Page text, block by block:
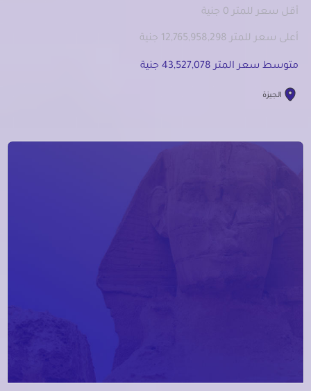
أقل سعر للمتر 0 جنية
أعلى سعر للمتر 12,765,958,298 جنية
متوسط سعر المتر 43,527,078 جنية
الجيزة